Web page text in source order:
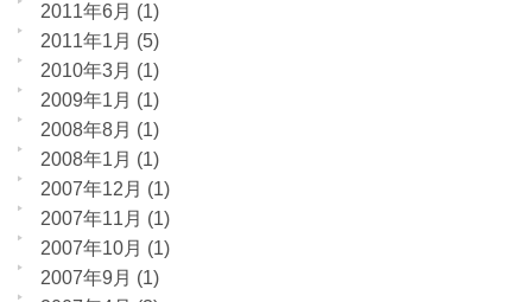
2011年6月 (1)
2011年1月 (5)
2010年3月 (1)
2009年1月 (1)
2008年8月 (1)
2008年1月 (1)
2007年12月 (1)
2007年11月 (1)
2007年10月 (1)
2007年9月 (1)